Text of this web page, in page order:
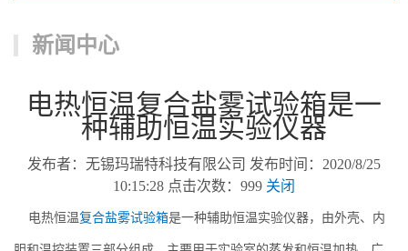
新闻中心
电热恒温复合盐雾试验箱是一
种辅助恒温实验仪器
发布者：无锡玛瑞特科技有限公司 发布时间：2020/8/25
10:15:28 点击次数：999 关闭
电热恒温复合盐雾试验箱是一种辅助恒温实验仪器，由外壳、内